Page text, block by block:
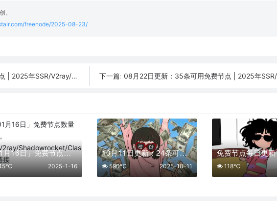
。
freenode/2025-08-23/
SSR/V2ray/Clash订阅链接 下一篇: 08月22日更新：35条可用免费节点 | 2025年SSR/V2ray/Clash
「01月16日」免费节点数量29个，SSR/V2ray/Shadowrocket/Clash订阅链接
2025-1-16
10月11日更新：24条可用免费节点 | 2025年SSR/V2ray/Clash订阅链接
2025-10-11
590℃ 118℃